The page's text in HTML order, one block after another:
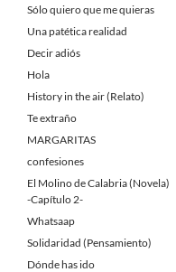
Sólo quiero que me quieras
Una patética realidad
Decir adiós
Hola
History in the air (Relato)
Te extraño
MARGARITAS
confesiones
El Molino de Calabria (Novela)
-Capítulo 2-
Whatsaap
Solidaridad (Pensamiento)
Dónde has ido